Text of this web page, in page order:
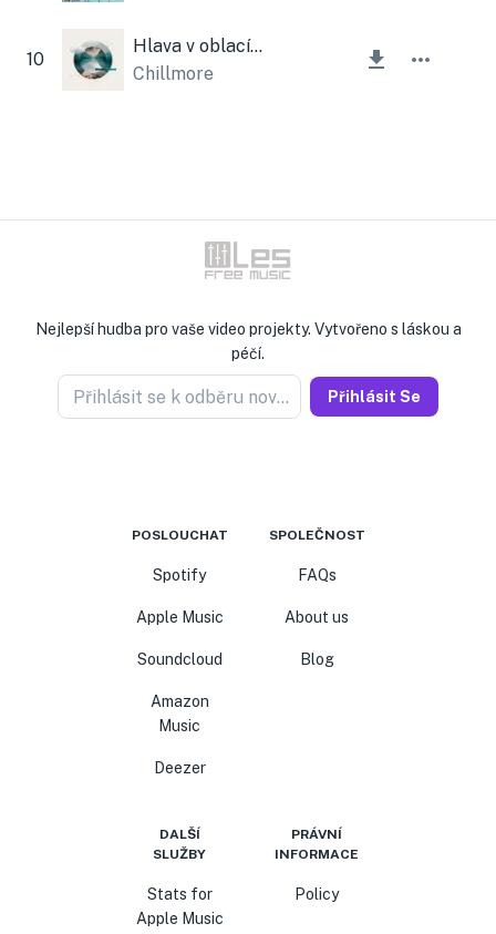
10
Hlava v oblacích
Chillmore
Nejlepší hudba pro vaše video projekty. Vytvořeno s láskou a
péčí.
Přihlásit se k odběru novinek Přihlásit Se
POSLOUCHAT
Spotify
Apple Music
Soundcloud
Amazon
Music
Deezer
SPOLEČNOST
FAQs
About us
Blog
DALŠÍ
SLUŽBY
Stats for
Apple Music
PRÁVNÍ
INFORMACE
Policy